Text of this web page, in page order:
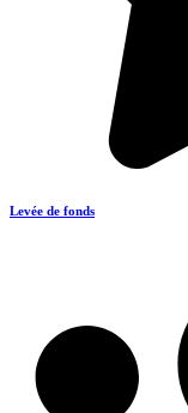
Levée de fonds